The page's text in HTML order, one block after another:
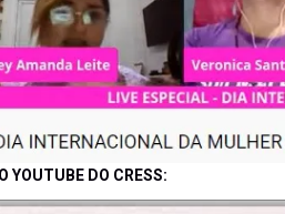
YOUTUBE DO CRESS: